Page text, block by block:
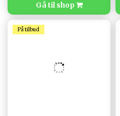
Gå til shop
På tilbud